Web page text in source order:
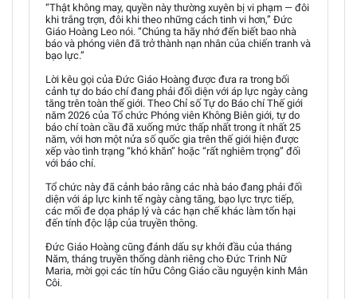
“Thật không may, quyền này thường xuyên bị vi phạm — đôi
khi trắng trợn, đôi khi theo những cách tinh vi hơn,” Đức
Giáo Hoàng Leo nói. “Chúng ta hãy nhớ đến biết bao nhà
báo và phóng viên đã trở thành nạn nhân của chiến tranh và
bạo lực.”
Lời kêu gọi của Đức Giáo Hoàng được đưa ra trong bối
cảnh tự do báo chí đang phải đối diện với áp lực ngày càng
tăng trên toàn thế giới. Theo Chỉ số Tự do Báo chí Thế giới
năm 2026 của Tổ chức Phóng viên Không Biên giới, tự do
báo chí toàn cầu đã xuống mức thấp nhất trong ít nhất 25
năm, với hơn một nửa số quốc gia trên thế giới hiện được
xếp vào tình trạng “khó khăn” hoặc “rất nghiêm trọng” đối
với báo chí.
Tổ chức này đã cảnh báo rằng các nhà báo đang phải đối
diện với áp lực kinh tế ngày càng tăng, bạo lực trực tiếp,
các mối đe dọa pháp lý và các hạn chế khác làm tổn hại
đến tính độc lập của truyền thông.
Đức Giáo Hoàng cũng đánh dấu sự khởi đầu của tháng
Năm, tháng truyền thống dành riêng cho Đức Trinh Nữ
Maria, mời gọi các tín hữu Công Giáo cầu nguyện kinh Mân
Côi.